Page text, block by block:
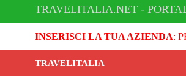
TRAVELITALIA.NET -
INSERISCI LA TUA AZIENDA:
TRAVELITALIA